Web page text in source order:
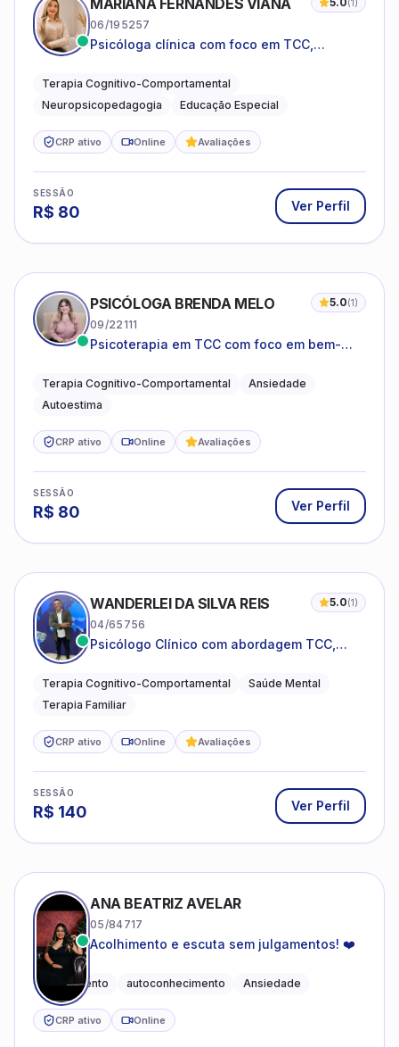
MARIANA FERNANDES VIANA (1)
06/195257
Psicóloga clínica com foco em TCC,
do neurodesenvolvimento.
Terapia Cognitivo-Comportamental
Neuropsicopedagogia
Educação Especial
CRP ativo Online Avaliações
SESSÃO
R$ 80 Ver Perfil
PSICÓLOGA BRENDA MELO 5.0(1)
09/22111
Psicoterapia em TCC com foco em bem-
o cotidiano
Terapia Cognitivo-Comportamental
Ansiedade
Autoestima
CRP ativo Online Avaliações
SESSÃO
R$ 80 Ver Perfil
WANDERLEI DA SILVA REIS 5.0(1)
04/65756
Psicólogo Clínico com abordagem TCC,
sistêmica
Terapia Cognitivo-Comportamental
Saúde Mental
Terapia Familiar
CRP ativo Online Avaliações
SESSÃO
R$ 140 Ver Perfil
ANA BEATRIZ AVELAR
05/84717
Acolhimento e escuta sem julgamentos! ❤️
Acolhimento autoconhecimento Ansiedade
CRP ativo Online